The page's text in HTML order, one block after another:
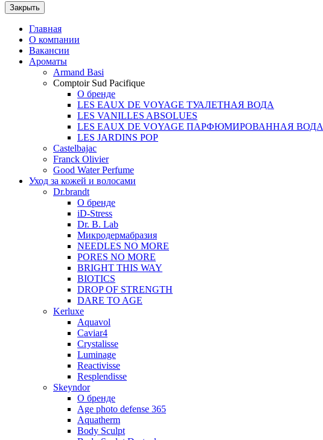
Закрыть
Главная
О компании
Вакансии
Ароматы
Armand Basi
Comptoir Sud Pacifique
О бренде
LES EAUX DE VOYAGE ТУАЛЕТНАЯ ВОДА
LES VANILLES ABSOLUES
LES EAUX DE VOYAGE ПАРФЮМИРОВАННАЯ ВОДА
LES JARDINS POP
Castelbajac
Franck Olivier
Good Water Perfume
Уход за кожей и волосами
Dr.brandt
О бренде
iD-Stress
Dr. B. Lab
Микродермабразия
NEEDLES NO MORE
PORES NO MORE
BRIGHT THIS WAY
BIOTICS
DROP OF STRENGTH
DARE TO AGE
Kerluxe
Aquavol
Caviar4
Crystalisse
Luminage
Reactivisse
Resplendisse
Skeyndor
О бренде
Age photo defense 365
Aquatherm
Body Sculpt